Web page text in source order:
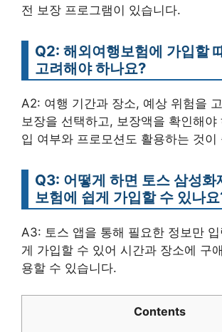
전 보장 프로그램이 있습니다.
Q2: 해외여행보험에 가입할
고려해야 하나요?
A2: 여행 기간과 장소, 예상 위험을
보장을 선택하고, 보장액을 확인해야
입 여부와 프로모션도 활용하는 것이
Q3: 어떻게 하면 토스 삼성화
보험에 쉽게 가입할 수 있나
A3: 토스 앱을 통해 필요한 정보만
게 가입할 수 있어 시간과 장소에 구
용할 수 있습니다.
Contents